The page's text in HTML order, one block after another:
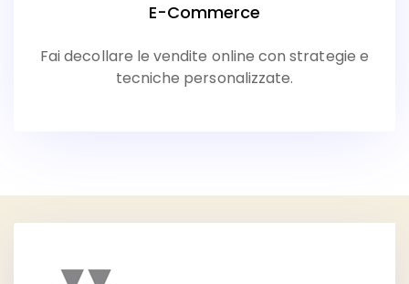
E-Commerce
Fai decollare le vendite online con strategie e
tecniche personalizzate.